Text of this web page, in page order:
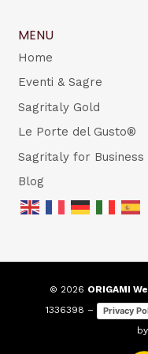
MENU
Home
Eventi & Sagre
Sagritaly Gold
Le Porte del Gusto®
Sagritaly for Business
Blog
© 2026 ORIGAMI
1336398 –
Privacy
by